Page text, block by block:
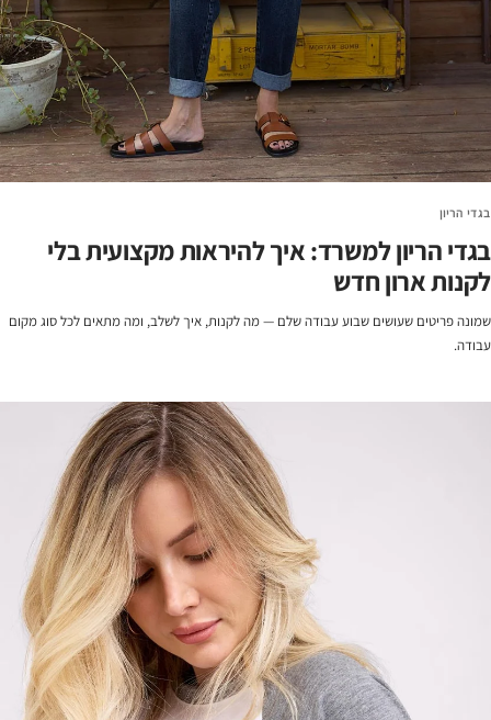
בגדי הריון
בגדי הריון למשרד: איך להיראות מקצועית בלי
לקנות ארון חדש
שמונה פריטים שעושים שבוע עבודה שלם — מה לקנות, איך לשלב, ומה מתאים לכל סוג מקום
עבודה.